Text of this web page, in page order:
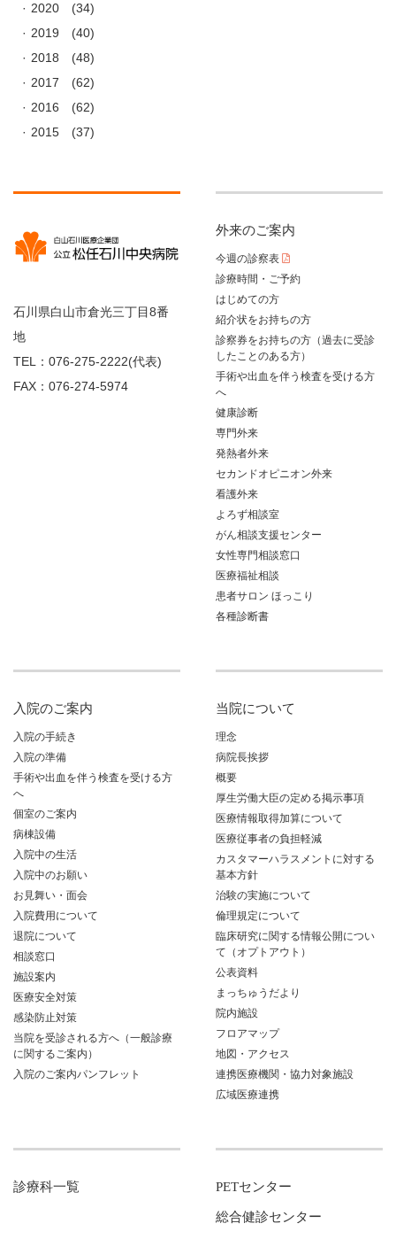
2020
(34)
2019
(40)
2018
(48)
2017
(62)
2016
(62)
2015
(37)
石川県白山市倉光三丁目8番
地
TEL：076-275-2222(代表)
FAX：076-274-5974
外来のご案内
今週の診察表
診療時間・ご予約
はじめての方
紹介状をお持ちの方
診察券をお持ちの方（過去に受診
したことのある方）
手術や出血を伴う検査を受ける方
へ
健康診断
専門外来
発熱者外来
セカンドオピニオン外来
看護外来
よろず相談室
がん相談支援センター
女性専門相談窓口
医療福祉相談
患者サロン ほっこり
各種診断書
入院のご案内
入院の手続き
入院の準備
手術や出血を伴う検査を受ける方
へ
個室のご案内
病棟設備
入院中の生活
入院中のお願い
お見舞い・面会
入院費用について
退院について
相談窓口
施設案内
医療安全対策
感染防止対策
当院を受診される方へ（一般診療
に関するご案内）
入院のご案内パンフレット
当院について
理念
病院長挨拶
概要
厚生労働大臣の定める掲示事項
医療情報取得加算について
医療従事者の負担軽減
カスタマーハラスメントに対する
基本方針
治験の実施について
倫理規定について
臨床研究に関する情報公開につい
て（オプトアウト）
公表資料
まっちゅうだより
院内施設
フロアマップ
地図・アクセス
連携医療機関・協力対象施設
広域医療連携
診療科一覧 PETセンター
総合健診センター